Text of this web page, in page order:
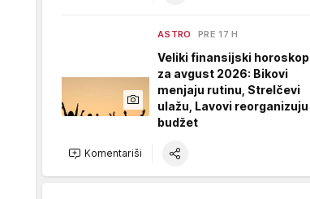
ASTRO PRE 17 H
Veliki finansijski horoskop
za avgust 2026: Bikovi
menjaju rutinu, Strelčevi
ulažu, Lavovi reorganizuju
budžet
Komentariši